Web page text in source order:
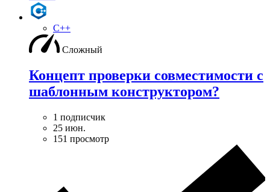
C++
Сложный
Концепт проверки совместимости с
шаблонным конструктором?
1 подписчик
25 июн.
151 просмотр